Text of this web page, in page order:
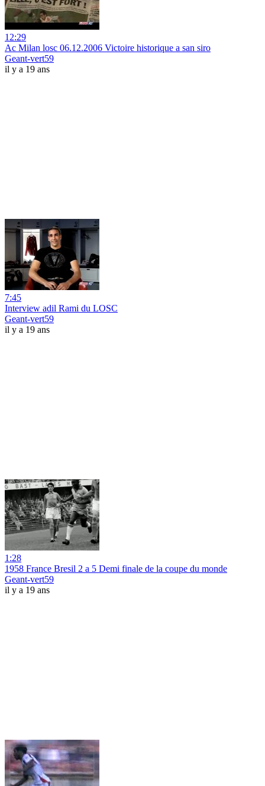
12:29
Ac Milan losc 06.12.2006 Victoire historique a san siro
Geant-vert59
il y a 19 ans
7:45
Interview adil Rami du LOSC
Geant-vert59
il y a 19 ans
1:28
1958 France Bresil 2 a 5 Demi finale de la coupe du monde
Geant-vert59
il y a 19 ans